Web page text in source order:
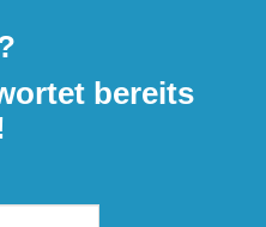
bereits